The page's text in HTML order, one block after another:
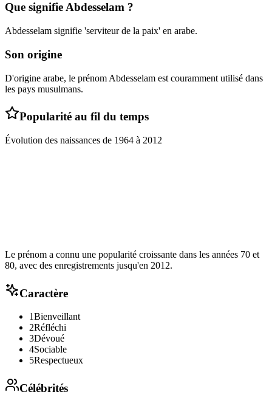
Que signifieAbdesselam ?
Abdesselam signifie 'serviteur de la paix' en arabe.
Son origine
D'origine arabe, le prénom Abdesselam est couramment utilisé dans
les pays musulmans.
Popularité au fil du temps
Évolution des naissances de 1964 à 2012
Le prénom a connu une popularité croissante dans les années 70 et
80, avec des enregistrements jusqu'en 2012.
Caractère
1Bienveillant
2Réfléchi
3Dévoué
4Sociable
5Respectueux
Célébrités